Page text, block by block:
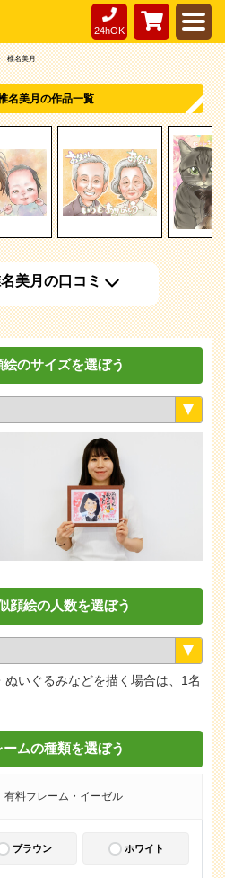
24hOK
椎名美月
名美月の作品一覧
美月の口コミ
絵のサイズを選ぼう
顔絵の人数を選ぼう
いぐるみなどを描く場合は、1名
ームの種類を選ぼう
有料フレーム・イーゼル
ブラウン ホワイト